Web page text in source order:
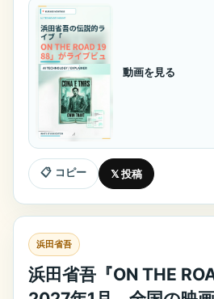
動画を見る
📋 コピー 𝕏 投稿
浜田省吾
浜田省吾『ON THE